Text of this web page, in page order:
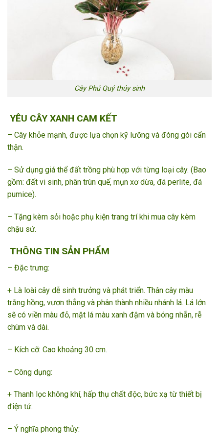
Cây Phú Quý thủy sinh
YÊU CÂY XANH CAM KẾT
– Cây khỏe mạnh, được lựa chọn kỹ lưỡng và đóng gói cẩn
thận.
– Sử dụng giá thể đất trồng phù hợp với từng loại cây. (Bao
gồm: đất vi sinh, phân trùn quế, mụn xơ dừa, đá perlite, đá
pumice).
– Tặng kèm sỏi hoặc phụ kiện trang trí khi mua cây kèm
chậu sứ.
THÔNG TIN SẢN PHẨM
– Đặc trưng:
+ Là loài cây dễ sinh trưởng và phát triển. Thân cây màu
trắng hồng, vươn thẳng và phân thành nhiều nhánh lá. Lá lớn
sẽ có viền màu đỏ, mặt lá màu xanh đậm và bóng nhẵn, rễ
chùm và dài.
– Kích cỡ: Cao khoảng 30 cm.
– Công dụng:
+ Thanh lọc không khí, hấp thụ chất độc, bức xạ từ thiết bị
điện tử.
– Ý nghĩa phong thủy: